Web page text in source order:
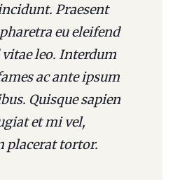
Praesent
eu eleifend
leo. Interdum
ac ante ipsum
Quisque sapien
et mi vel,
placerat tortor.